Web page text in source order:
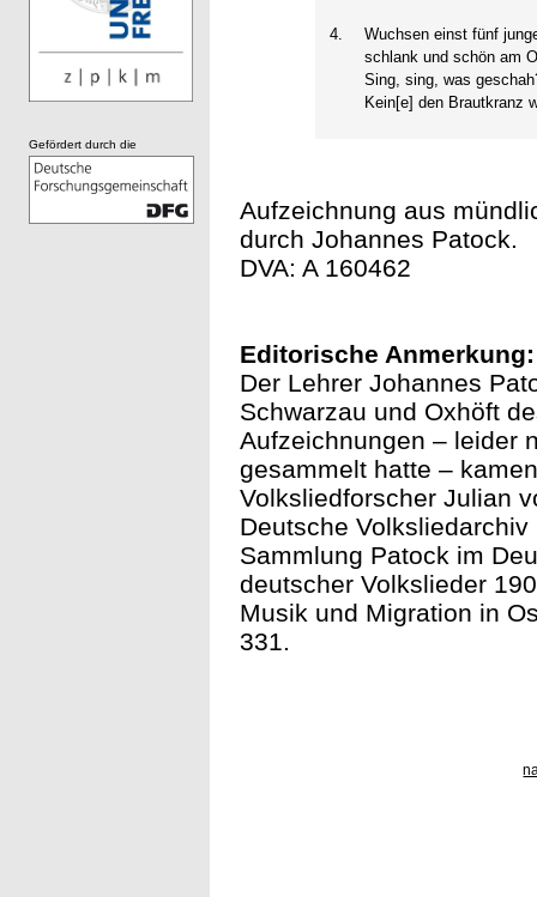
4.
Wuchsen einst fünf
schlank und schön am
Sing, sing, was
Kein[e] den Brautkranz
Aufzeichnung aus
durch Johannes Patock.
DVA: A 160462
Editorische Anmerkung:
Der Lehrer Johannes
Schwarzau und Oxhöft
Aufzeichnungen – leider
gesammelt hatte –
Volksliedforscher Julian
Deutsche
Sammlung Patock im
deutscher Volkslieder
Musik und Migration in
331.
Gefördert durch die